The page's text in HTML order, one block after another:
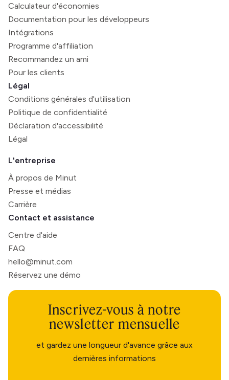
Calculateur d'économies
Documentation pour les développeurs
Intégrations
Programme d'affiliation
Recommandez un ami
Pour les clients
Légal
Conditions générales d'utilisation
Politique de confidentialité
Déclaration d'accessibilité
Légal
L'entreprise
À propos de Minut
Presse et médias
Carrière
Contact et assistance
Centre d'aide
FAQ
hello@minut.com
Réservez une démo
Inscrivez-vous à notre
newsletter mensuelle
et gardez une longueur d'avance grâce aux
dernières informations